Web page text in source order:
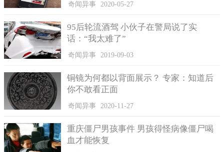
一名人妻整理家中的冰箱，意外发现上头竟然有民国91年的报
纸，一翻阅竟然看到18年前的霍建华跟言承旭。
奇闻异事 2020-05-27
95后轮流酒驾 小伙子在警局说了实
话：“我太难了”
奇闻异事 2019-09-03
铜镜为何都以背面展示？ 专家：知道后
你不敢看正面
奇闻异事 2020-11-27
重庆僵尸男孩事件 男孩得怪病像僵尸喝
血才能恢复